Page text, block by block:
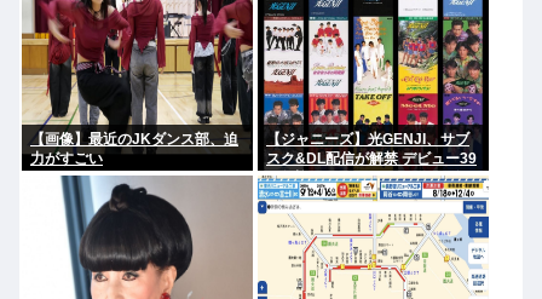
【画像】最近のJKダンス部、迫
力がすごい
【ジャニーズ】光GENJI、サブ
スク&DL配信が解禁 デビュー39
周年迎える8月19日から40周年
まで1年かけてリリース当時の日
付に順次配信予定